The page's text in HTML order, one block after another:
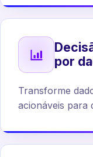
por
Transforme
acionáveis para